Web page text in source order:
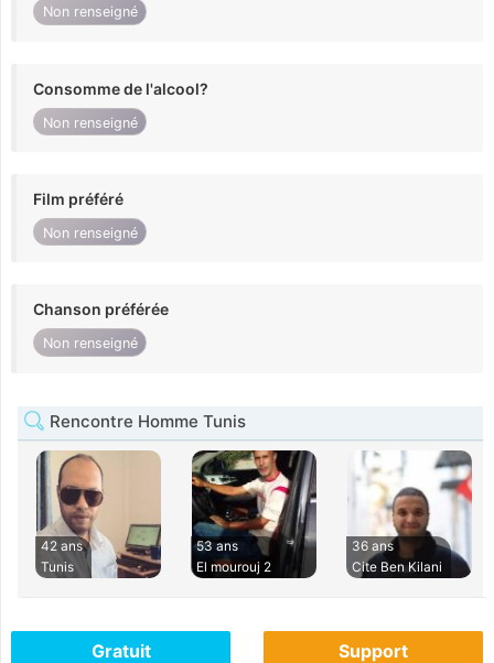
Non renseigné
Consomme de l'alcool?
Non renseigné
Film préféré
Non renseigné
Chanson préférée
Non renseigné
Rencontre Homme Tunis
42 ans
Tunis
53 ans
El mourouj 2
36 ans
Cite Ben Kilani
Gratuit Support